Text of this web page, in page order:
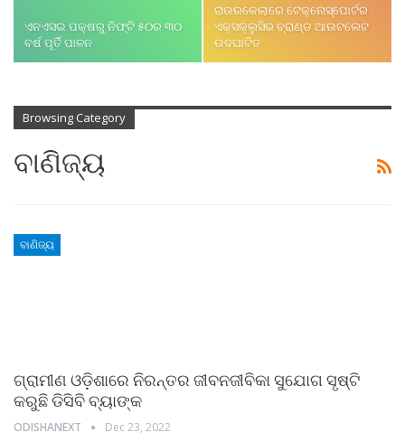
ଏନଏସଇ ପକ୍ଷରୁ ନିଫ୍ଟି ୫୦ର ୩୦
ବର୍ଷ ପୂର୍ତି ପାଳନ
ରାଉରକେଲାରେ ଟେକ୍ନୋସ୍ପୋର୍ଟର
ଏକ୍ସକ୍ଲୁସିଭ ବ୍ରାଣ୍ଡ ଆଉଟଲେଟ
ଉଦଘାଟିତ
Browsing Category
ବାଣିଜ୍ୟ
ବାଣିଜ୍ୟ
ଗ୍ରାମୀଣ ଓଡ଼ିଶାରେ ନିରନ୍ତର ଜୀବନଜୀବିକା ସୁଯୋଗ ସୃଷ୍ଟି
କରୁଛି ଡିସିବି ବ୍ୟାଙ୍କ
ODISHANEXT Dec 23, 2022